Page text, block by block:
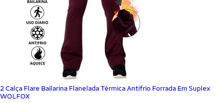
2 Calça Flare Bailarina Flanelada Térmica Antifrio Forrada Em Suplex
WOLFOX